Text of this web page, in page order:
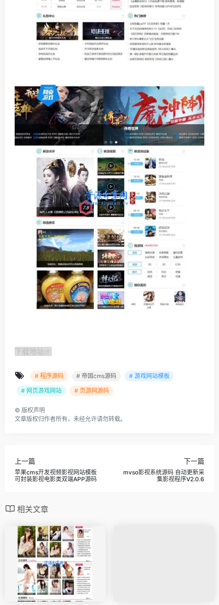
下载地址
# 程序源码 # 帝国cms源码
# 游戏网站模板
# 网页游戏网站
# 页游网源码
© 版权声明
文章版权归作者所有，未经允许请勿转载。
上一篇
苹果cms开发视频影视网站模板
可封装影视电影类双端APP源码
下一篇
mvso影视系统源码 自动更新采
集影视程序V2.0.6
相关文章